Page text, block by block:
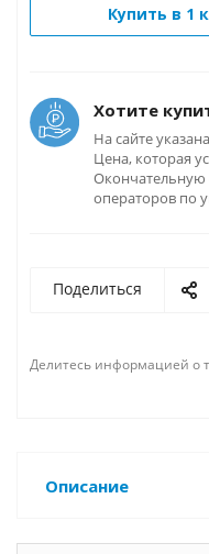
Купить в 1
Хотите
На сайте
Цена, которая
Окончательную
операторов по
Поделиться
Делитесь информацией о
Описание